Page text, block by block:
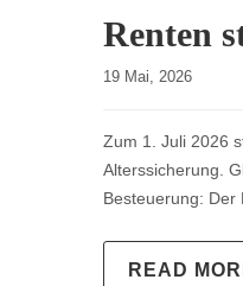
Renten
19 Mai, 2026
Zum 1. Juli 2026
Alterssicherung.
Besteuerung: Der
READ